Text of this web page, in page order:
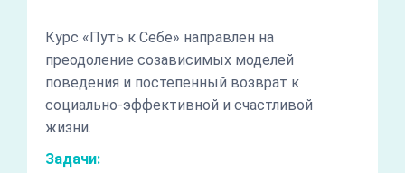
Курс «Путь к Себе» направлен на
преодоление созависимых моделей
поведения и постепенный возврат к
социально-эффективной и счастливой
жизни.
Задачи: